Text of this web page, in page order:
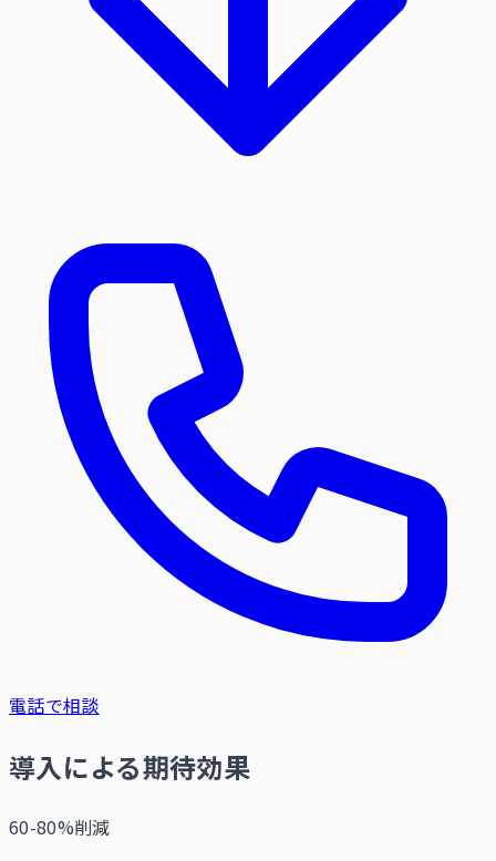
電話で相談
導入による期待効果
60-80%削減